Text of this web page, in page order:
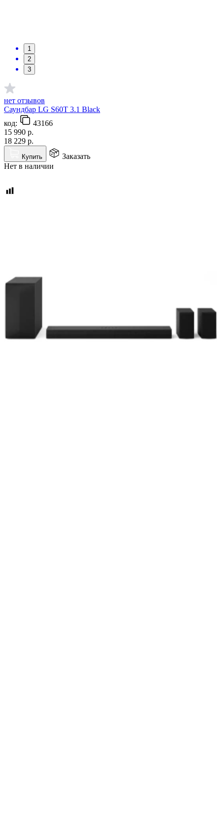
1
2
3
нет отзывов
Саундбар LG S60T 3.1 Black
код:
43166
15 990 р.
18 229 р.
Купить
Заказать
Нет в наличии